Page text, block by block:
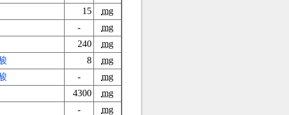
15
mg
-
mg
240
mg
8
mg
-
mg
4300
mg
-
mg